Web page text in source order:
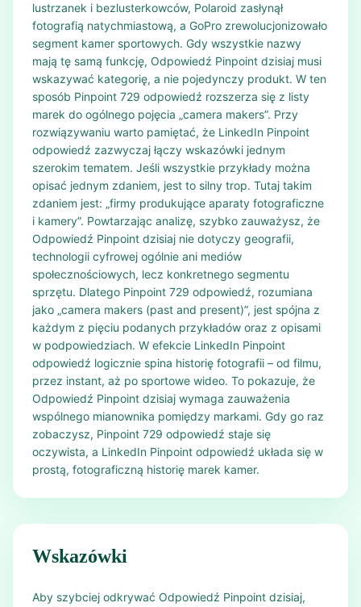
lustrzanek i bezlusterkowców, Polaroid zasłynął
fotografią natychmiastową, a GoPro zrewolucjonizowało
segment kamer sportowych. Gdy wszystkie nazwy
mają tę samą funkcję, Odpowiedź Pinpoint dzisiaj musi
wskazywać kategorię, a nie pojedynczy produkt. W ten
sposób Pinpoint 729 odpowiedź rozszerza się z listy
marek do ogólnego pojęcia „camera makers”. Przy
rozwiązywaniu warto pamiętać, że LinkedIn Pinpoint
odpowiedź zazwyczaj łączy wskazówki jednym
szerokim tematem. Jeśli wszystkie przykłady można
opisać jednym zdaniem, jest to silny trop. Tutaj takim
zdaniem jest: „firmy produkujące aparaty fotograficzne
i kamery”. Powtarzając analizę, szybko zauważysz, że
Odpowiedź Pinpoint dzisiaj nie dotyczy geografii,
technologii cyfrowej ogólnie ani mediów
społecznościowych, lecz konkretnego segmentu
sprzętu. Dlatego Pinpoint 729 odpowiedź, rozumiana
jako „camera makers (past and present)”, jest spójna z
każdym z pięciu podanych przykładów oraz z opisami
w podpowiedziach. W efekcie LinkedIn Pinpoint
odpowiedź logicznie spina historię fotografii – od filmu,
przez instant, aż po sportowe wideo. To pokazuje, że
Odpowiedź Pinpoint dzisiaj wymaga zauważenia
wspólnego mianownika pomiędzy markami. Gdy go raz
zobaczysz, Pinpoint 729 odpowiedź staje się
oczywista, a LinkedIn Pinpoint odpowiedź układa się w
prostą, fotograficzną historię marek kamer.
Wskazówki
Aby szybciej odkrywać Odpowiedź Pinpoint dzisiaj,